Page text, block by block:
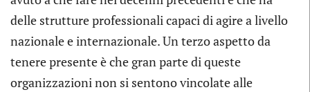
delle strutture professionali capaci di agire a livello
nazionale e internazionale. Un terzo aspetto da
tenere presente è che gran parte di queste
organizzazioni non si sentono vincolate alle